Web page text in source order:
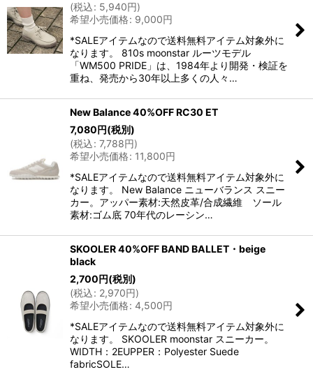
(税込: 5,940円)
希望小売価格: 9,000円
*SALEアイテムなので送料無料アイテム対象外に
なります。 810s moonstar ルーツモデル
「WM500 PRIDE」は、1984年より開発・検証を
重ね、発売から30年以上多くの人々…
New Balance 40%OFF RC30 ET
7,080円(税別)
(税込: 7,788円)
希望小売価格: 11,800円
*SALEアイテムなので送料無料アイテム対象外に
なります。 New Balance ニューバランス スニー
カー。アッパー素材:天然皮革/合成繊維 ソール
素材:ゴム底 70年代のレーシン…
SKOOLER 40%OFF BAND BALLET・beige
black
2,700円(税別)
(税込: 2,970円)
希望小売価格: 4,500円
*SALEアイテムなので送料無料アイテム対象外に
なります。 SKOOLER moonstar スニーカー。
WIDTH：2EUPPER：Polyester Suede
fabricSOLE…